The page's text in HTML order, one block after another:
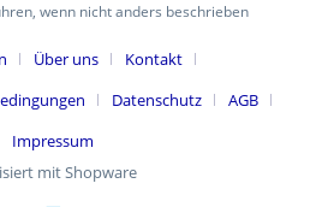
wenn nicht anders beschrieben
Über uns
Kontakt
Datenschutz
AGB
Impressum
mit Shopware